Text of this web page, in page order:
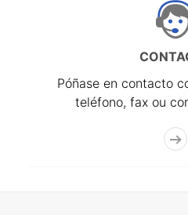
Póñase en contacto
teléfono, fax ou